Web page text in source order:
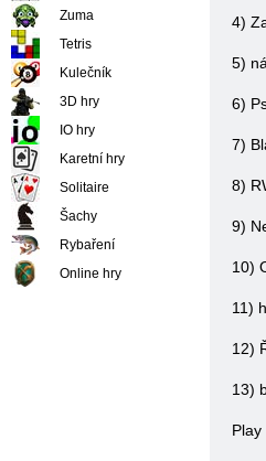
4)
5)
6)
7)
8)
9)
10)
11)
12)
13)
Zuma
Tetris
Kulečník
3D hry
IO hry
Karetní hry
Solitaire
Šachy
Rybaření
Online hry